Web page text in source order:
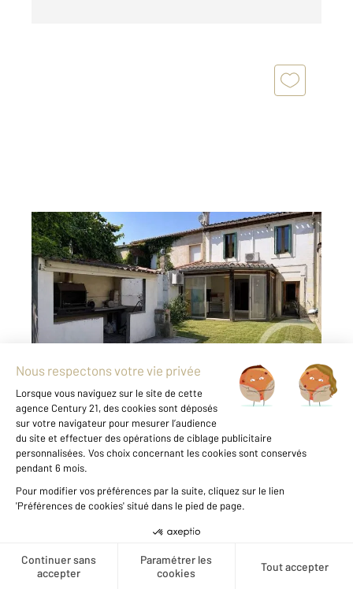
Créer une alerte
CARCASSONNE 11
97,55 m2, 4 pièces
Ref : 28411
Maison à vendre
176 000 €
Découvrez cette charmante maison à vendre
dans le quartier prisé de Pasteur à
Carcassonne. Avec ses 112 m², elle offre un
espace de vie confortable et fonctionnel. Elle
se compose d'un séjour, d'une cuisine
entièrement refaite et sa ...
Voir le détail du bien